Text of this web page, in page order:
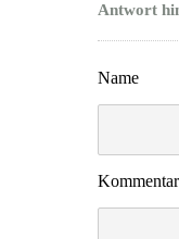
Antwort
Name
Kommentar